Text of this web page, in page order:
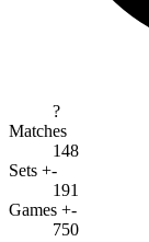
?
Matches
148
Sets +-
191
Games +-
750